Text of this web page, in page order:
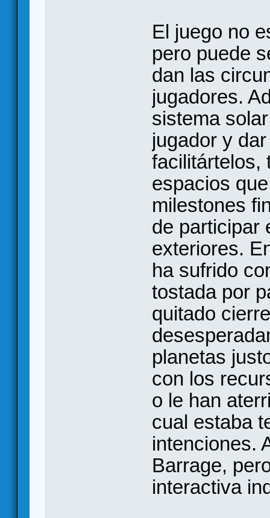
El juego no
pero puede
dan las
jugadores.
sistema
jugador y
facilitártelos,
espacios
milestones
de participar
exteriores.
ha sufrido
tostada por
quitado
planetas
con los
o le han
cual estaba
intenciones.
Barrage,
interactiva